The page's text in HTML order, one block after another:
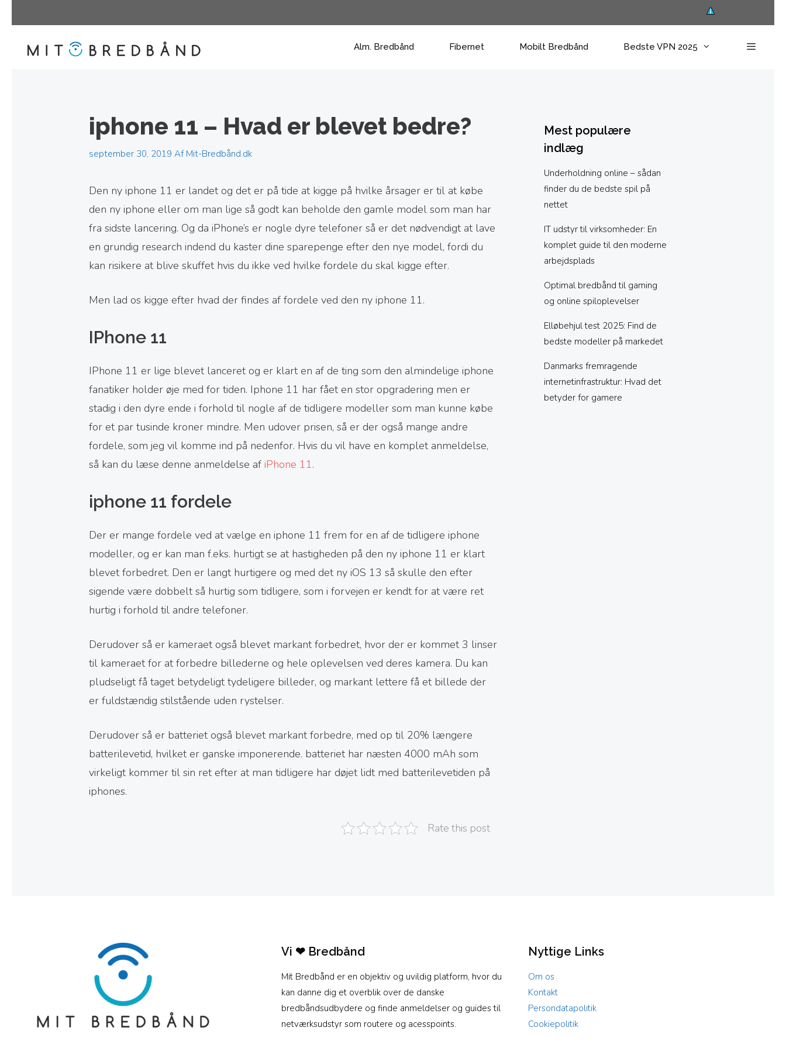
til
indhold
Alm. Bredbånd Fibernet Mobilt Bredbånd Bedste VPN 2025
iphone 11 – Hvad er blevet bedre?
september 30, 2019 Af Mit-Bredbånd.dk
Den ny iphone 11 er landet og det er på tide at kigge på hvilke årsager er til at købe
den ny iphone eller om man lige så godt kan beholde den gamle model som man har
fra sidste lancering. Og da iPhone’s er nogle dyre telefoner så er det nødvendigt at lave
en grundig research indend du kaster dine sparepenge efter den nye model, fordi du
kan risikere at blive skuffet hvis du ikke ved hvilke fordele du skal kigge efter.
Men lad os kigge efter hvad der findes af fordele ved den ny iphone 11.
IPhone 11
IPhone 11 er lige blevet lanceret og er klart en af de ting som den almindelige iphone
fanatiker holder øje med for tiden. Iphone 11 har fået en stor opgradering men er
stadig i den dyre ende i forhold til nogle af de tidligere modeller som man kunne købe
for et par tusinde kroner mindre. Men udover prisen, så er der også mange andre
fordele, som jeg vil komme ind på nedenfor. Hvis du vil have en komplet anmeldelse,
så kan du læse denne anmeldelse af iPhone 11.
iphone 11 fordele
Der er mange fordele ved at vælge en iphone 11 frem for en af de tidligere iphone
modeller, og er kan man f.eks. hurtigt se at hastigheden på den ny iphone 11 er klart
blevet forbedret. Den er langt hurtigere og med det ny iOS 13 så skulle den efter
sigende være dobbelt så hurtig som tidligere, som i forvejen er kendt for at være ret
hurtig i forhold til andre telefoner.
Derudover så er kameraet også blevet markant forbedret, hvor der er kommet 3 linser
til kameraet for at forbedre billederne og hele oplevelsen ved deres kamera. Du kan
pludseligt få taget betydeligt tydeligere billeder, og markant lettere få et billede der
er fuldstændig stilstående uden rystelser.
Derudover så er batteriet også blevet markant forbedre, med op til 20% længere
batterilevetid, hvilket er ganske imponerende. batteriet har næsten 4000 mAh som
virkeligt kommer til sin ret efter at man tidligere har døjet lidt med batterilevetiden på
iphones.
Rate this post
Mest populære
indlæg
Underholdning online – sådan
finder du de bedste spil på
nettet
IT udstyr til virksomheder: En
komplet guide til den moderne
arbejdsplads
Optimal bredbånd til gaming
og online spiloplevelser
Elløbehjul test 2025: Find de
bedste modeller på markedet
Danmarks fremragende
internetinfrastruktur: Hvad det
betyder for gamere
Vi ❤ Bredbånd
Mit Bredbånd er en objektiv og uvildig platform, hvor du
kan danne dig et overblik over de danske
bredbåndsudbydere og finde anmeldelser og guides til
netværksudstyr som routere og acesspoints.
Nyttige Links
Om os
Kontakt
Persondatapolitik
Cookiepolitik